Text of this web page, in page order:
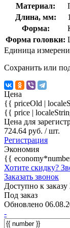
Материал:
Длина, мм:
Форма:
Форма головки:
Единица
Сохранить или
Цена
{{ priceOld |
{{ price |
Цена для
724.64 руб. / шт.
Регистрация
Экономия
{{
Хотите скидку?
Заказать звонок
Доступно к
Под заказ
Обновлено
-